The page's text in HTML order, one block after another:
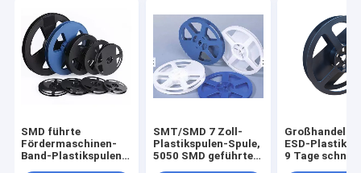
SMD führte
Fördermaschinen-
Band-Plastikspulen-
SMT/SMD 7 Zoll-
Plastikspulen-Spule,
5050 SMD geführtes
Großhandel
ESD-
9 Tage